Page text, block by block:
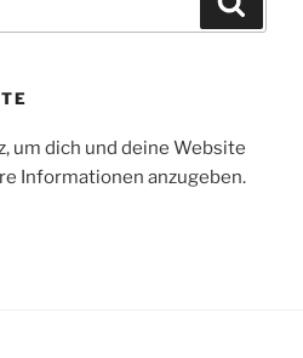
um dich und deine Website
Informationen anzugeben.